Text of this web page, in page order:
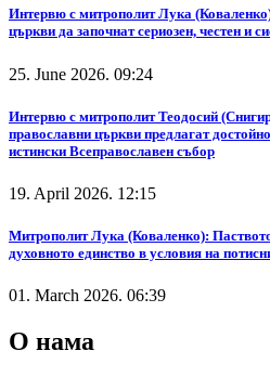
Интервю с митрополит Лука
църкви да започнат сериозен, честен и
25. June 2026. 09:24
Интервю с митрополит Теодосий
православни църкви предлагат
истински Всеправославен събор
19. April 2026. 12:15
Митрополит Лука (Коваленко):
духовното единство в условия на
01. March 2026. 06:39
О нама